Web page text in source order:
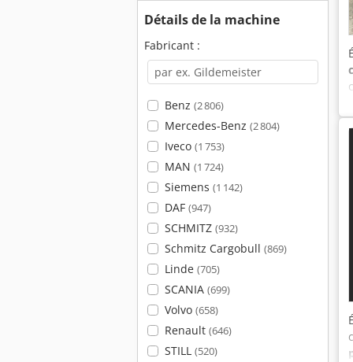
Détails de la machine
Fabricant :
Benz (2 806)
Mercedes-Benz (2 804)
Iveco (1 753)
MAN (1 724)
Siemens (1 142)
DAF (947)
SCHMITZ (932)
Schmitz Cargobull (869)
Linde (705)
SCANIA (699)
Volvo (658)
Renault (646)
STILL (520)